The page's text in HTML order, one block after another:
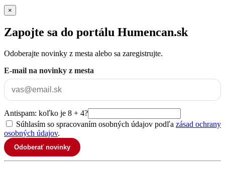
×
Zapojte sa do portálu Humencan.sk
Odoberajte novinky z mesta alebo sa zaregistrujte.
E-mail na novinky z mesta
Antispam: koľko je 8 + 4?
Súhlasím so spracovaním osobných údajov podľa zásad ochrany
osobných údajov.
Odoberať novinky